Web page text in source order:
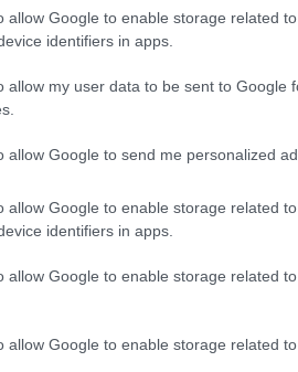
allow Google to enable storage related
identifiers in apps.
allow my user data to be sent to Google
allow Google to send me personalized
allow Google to enable storage related
identifiers in apps.
allow Google to enable storage related
allow Google to enable storage related